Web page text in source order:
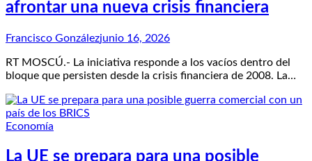
afrontar una nueva crisis financiera
Francisco Gonzálezjunio 16, 2026
RT MOSCÚ.- La iniciativa responde a los vacíos dentro del
bloque que persisten desde la crisis financiera de 2008. La…
Economía
La UE se prepara para una posible